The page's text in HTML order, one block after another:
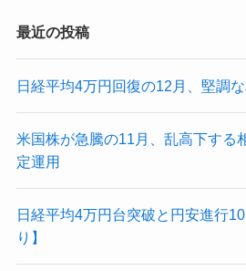
最近の投稿
日経平均4万円回復の12月、堅調
米国株が急騰の11月、乱高下する
定運用
日経平均4万円台突破と円安進行
り】